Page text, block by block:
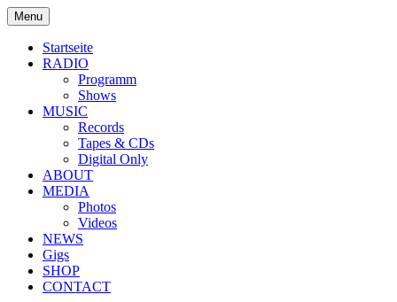
Skip
to
content
soulbrotha.de
Menu
Startseite
RADIO
Programm
Shows
MUSIC
Records
Tapes & CDs
Digital Only
ABOUT
MEDIA
Photos
Videos
NEWS
Gigs
SHOP
CONTACT